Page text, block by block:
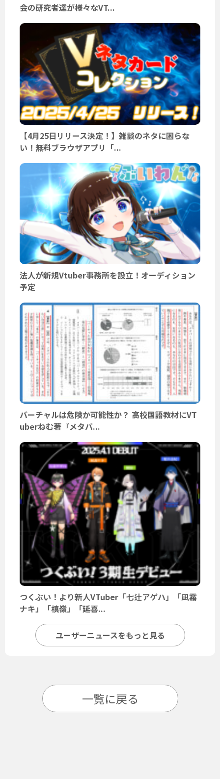
会の研究者達が様々なVT...
【4月25日リリース決定！】雑談のネタに困らな
い！無料ブラウザアプリ「...
法人が新規Vtuber事務所を設立！オーディション
予定
バーチャルは危険か可能性か？ 高校国語教材にVT
uberねむ著『メタバ...
つくぶい！より新人VTuber「七辻アゲハ」「凪霧
ナキ」「槙嶺」「延喜...
ユーザーニュースをもっと見る
一覧に戻る